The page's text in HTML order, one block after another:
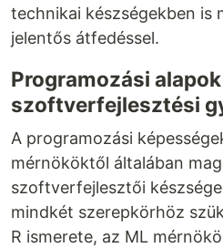
technikai készségekben is
jelentős átfedéssel.
Programozási
szoftverfejlesztési
A programozási
mérnököktől általában
szoftverfejlesztői
mindkét szerepkörhöz
R ismerete, az ML